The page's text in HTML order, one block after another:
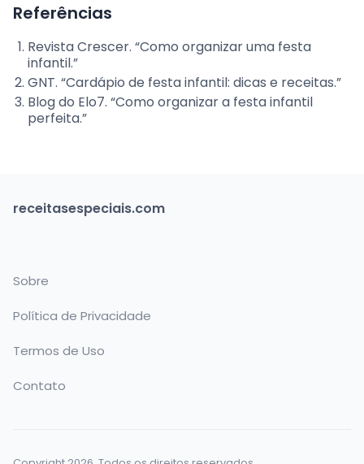
Referências
Revista Crescer. “Como organizar uma festa
infantil.”
GNT. “Cardápio de festa infantil: dicas e receitas.”
Blog do Elo7. “Como organizar a festa infantil
perfeita.”
receitasespeciais.com
Sobre
Política de Privacidade
Termos de Uso
Contato